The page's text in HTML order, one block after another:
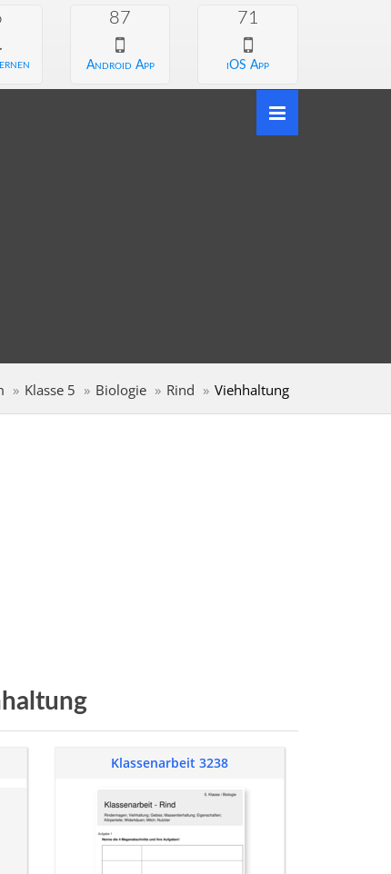
87
Android App
71
iOS App
Klasse 5 Biologie Rind Viehhaltung
Klassenarbeit 3238